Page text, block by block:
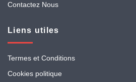
Contactez Nous
Liens utiles
Termes et Conditions
Cookies politique